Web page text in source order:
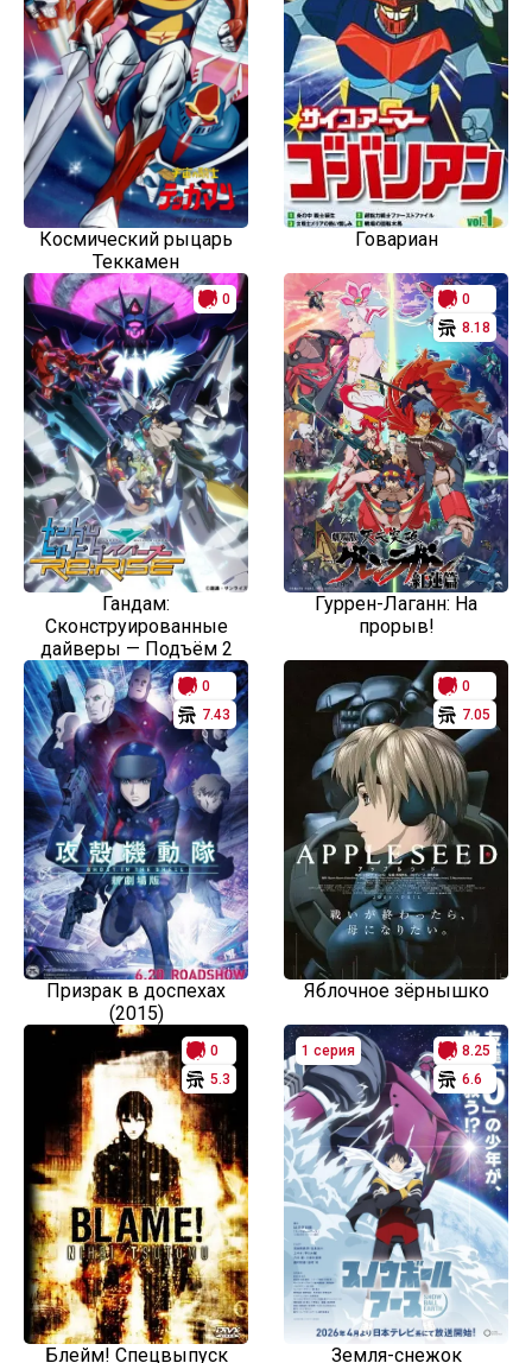
Космический рыцарь
Теккамен
Говариан
0
Гандам:
Сконструированные
дайверы — Подъём 2
0
8.18
Гуррен-Лаганн: На
прорыв!
0
7.43
Призрак в доспехах
(2015)
0
7.05
Яблочное зёрнышко
0
5.3
Блейм! Спецвыпуск
1 серия
8.25
6.6
Земля-снежок